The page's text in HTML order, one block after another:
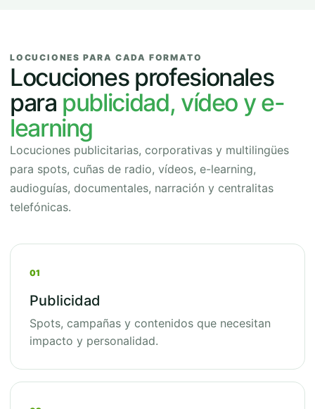
LOCUCIONES PARA CADA FORMATO
Locuciones profesionales
para publicidad, vídeo y e-
learning
Locuciones publicitarias, corporativas y multilingües
para spots, cuñas de radio, vídeos, e-learning,
audioguías, documentales, narración y centralitas
telefónicas.
01
Publicidad
Spots, campañas y contenidos que necesitan
impacto y personalidad.